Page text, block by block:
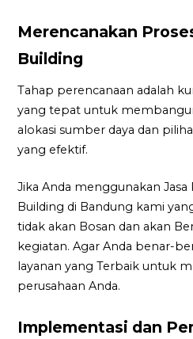
Merencanakan
Building
Tahap perencanaan adalah
yang tepat untuk
alokasi sumber daya dan
yang efektif.
Jika Anda menggunakan Jasa
Building di Bandung kami
tidak akan Bosan dan akan
kegiatan. Agar Anda benar-
layanan yang Terbaik untuk
perusahaan Anda.
Implementasi dan